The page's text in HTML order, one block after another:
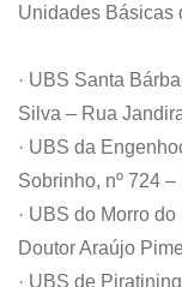
Unidades Básicas
· UBS Santa
Silva – Rua
· UBS da
Sobrinho, nº 724
· UBS do Morro
Doutor Araújo
· UBS de